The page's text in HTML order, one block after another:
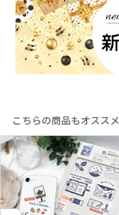
こちらの商品もオススメ